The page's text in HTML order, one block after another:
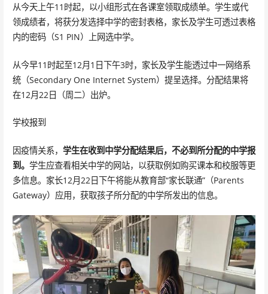
从今天上午11时起，以小组形式在各课室领取成绩单。学生或代
领成绩者，将获分发选择中学的密封表格，家长及学生可透过表格
内的密码（S1 PIN）上网选中学。
从今早11时起至12月1日下午3时，家长及学生能透过中一网络系
统（Secondary One Internet System）提呈选择。分配结果将
在12月22日（周二）出炉。
学校报到
因疫情关系， 学生在收到中学分配结果后，不必到所分配的中学报
到。 学生应查看相关中学的网站，以获取例如购买课本和校服等更
多信息。家长12月22日下午将能从教育部“家长联通”（Parents
Gateway）应用，获取孩子所分配的中学所发出的信息。